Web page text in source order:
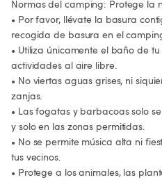
Normas del camping: Protege la
• Por favor, llévate la basura
recogida de basura en el
• Utiliza únicamente el baño de
actividades al aire libre.
• No viertas aguas grises, ni
zanjas.
• Las fogatas y barbacoas solo
y solo en las zonas permitidas.
• No se permite música alta ni
tus vecinos.
• Protege a los animales, las